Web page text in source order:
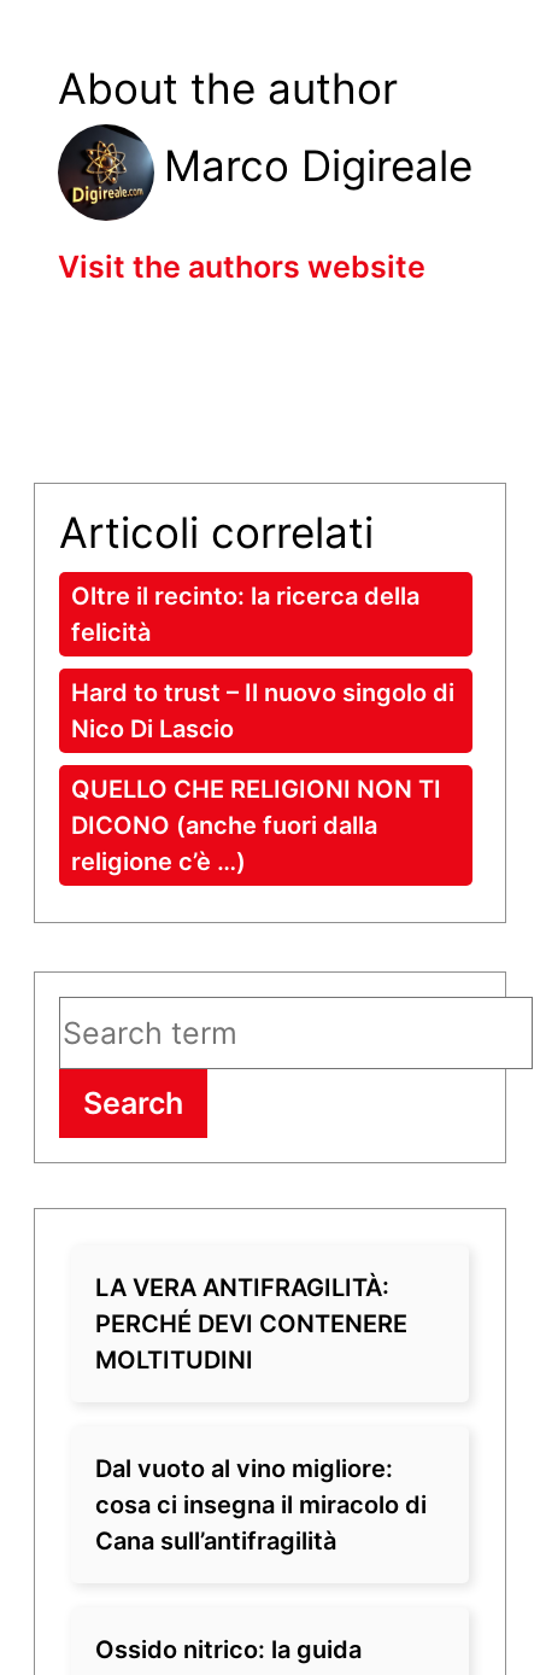
About the author
Marco Digireale
Visit the authors website
Articoli correlati
Oltre il recinto: la ricerca della
felicità
Hard to trust – Il nuovo singolo di
Nico Di Lascio
QUELLO CHE RELIGIONI NON TI
DICONO (anche fuori dalla
religione c’è …)
Search
LA VERA ANTIFRAGILITÀ:
PERCHÉ DEVI CONTENERE
MOLTITUDINI
Dal vuoto al vino migliore:
cosa ci insegna il miracolo di
Cana sull’antifragilità
Ossido nitrico: la guida